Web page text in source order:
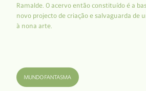
Ramalde. O acervo então constituído é a
novo projecto de criação e salvaguarda de
à nona arte.